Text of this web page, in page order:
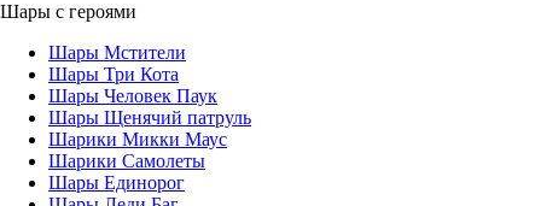
Шары с героями
Шары Мстители
Шары Три Кота
Шары Человек Паук
Шары Щенячий патруль
Шарики Микки Маус
Шарики Самолеты
Шары Единорог